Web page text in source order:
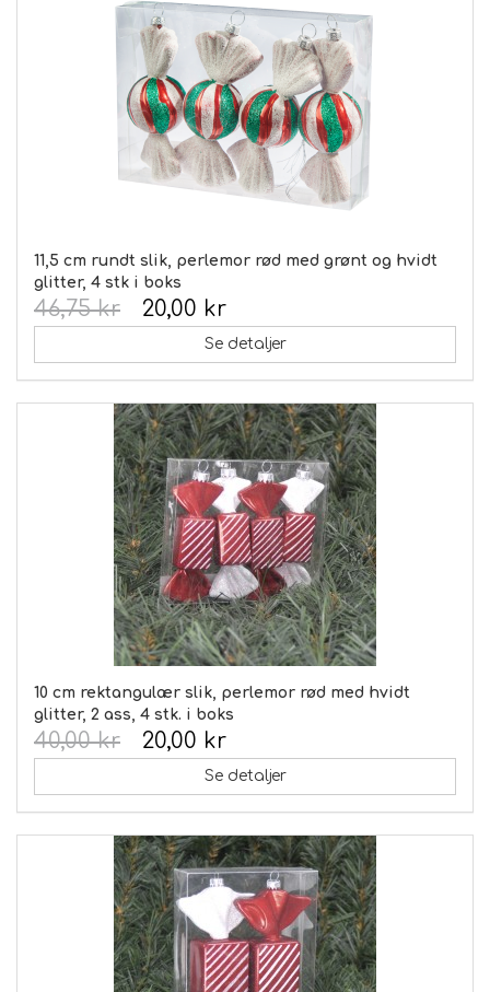
11,5 cm rundt slik, perlemor rød med grønt og hvidt
glitter, 4 stk i boks
20,00 kr
46,75 kr
Se detaljer
10 cm rektangulær slik, perlemor rød med hvidt
glitter, 2 ass, 4 stk. i boks
20,00 kr
40,00 kr
Se detaljer